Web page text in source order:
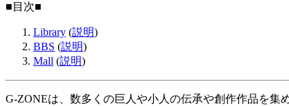
■目次■
Library (説明)
BBS (説明)
Mall (説明)
G-ZONEは、数多くの巨人や小人の伝承や創作作品を